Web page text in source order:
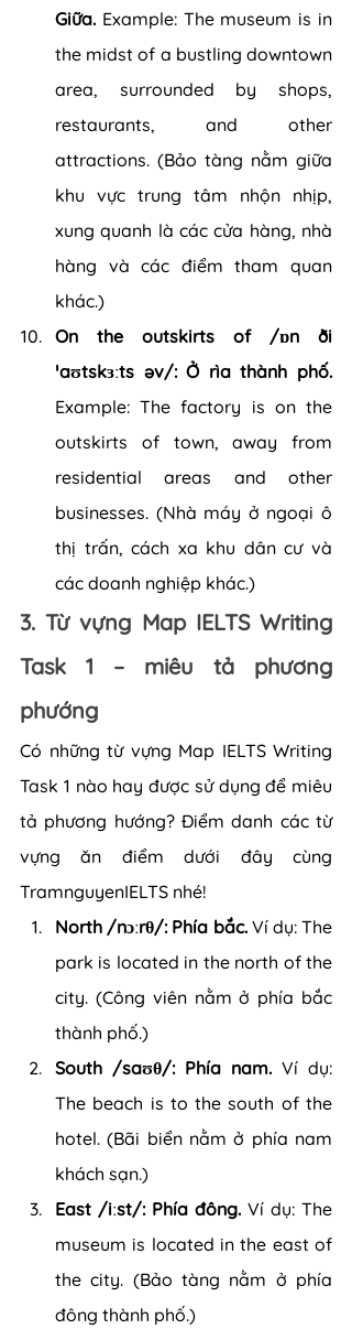
Giữa. Example: The museum is in
the midst of a bustling downtown
area, surrounded by shops,
restaurants, and other
attractions. (Bảo tàng nằm giữa
khu vực trung tâm nhộn nhịp,
xung quanh là các cửa hàng, nhà
hàng và các điểm tham quan
khác.)
On the outskirts of /ɒn ði
Example: The factory is on the
outskirts of town, away from
residential areas and other
businesses. (Nhà máy ở ngoại ô
thị trấn, cách xa khu dân cư và
các doanh nghiệp khác.)
3. Từ vựng Map IELTS Writing
Task 1 – miêu tả phương
phướng
Có những từ vựng Map IELTS Writing
Task 1 nào hay được sử dụng để miêu
tả phương hướng? Điểm danh các từ
vựng ăn điểm dưới đây cùng
TramnguyenIELTS nhé!
North /nɔːrθ/: Phía bắc. Ví dụ: The
park is located in the north of the
city. (Công viên nằm ở phía bắc
thành phố.)
South /saʊθ/: Phía nam. Ví dụ:
The beach is to the south of the
hotel. (Bãi biển nằm ở phía nam
khách sạn.)
East /iːst/: Phía đông. Ví dụ: The
museum is located in the east of
the city. (Bảo tàng nằm ở phía
đông thành phố.)